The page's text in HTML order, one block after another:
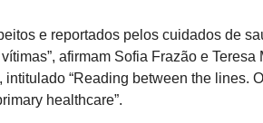
e reportados pelos cuidados de
afirmam Sofia Frazão e
“Reading between the lines.
healthcare”.